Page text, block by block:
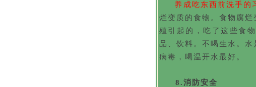
养成吃东西前洗手的
烂变质的食物。食物腐
殖引起的，吃了这些食
品、饮料。不喝生水。水
病毒，喝温开水最好。
8.消防安全